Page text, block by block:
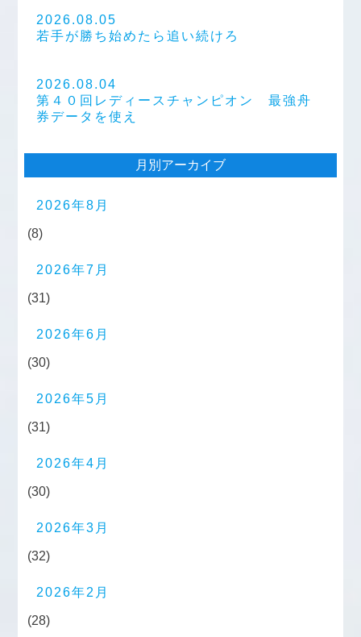
2026.08.05
若手が勝ち始めたら追い続けろ
2026.08.04
第４０回レディースチャンピオン 最強舟
券データを使え
月別アーカイブ
2026年8月
(8)
2026年7月
(31)
2026年6月
(30)
2026年5月
(31)
2026年4月
(30)
2026年3月
(32)
2026年2月
(28)